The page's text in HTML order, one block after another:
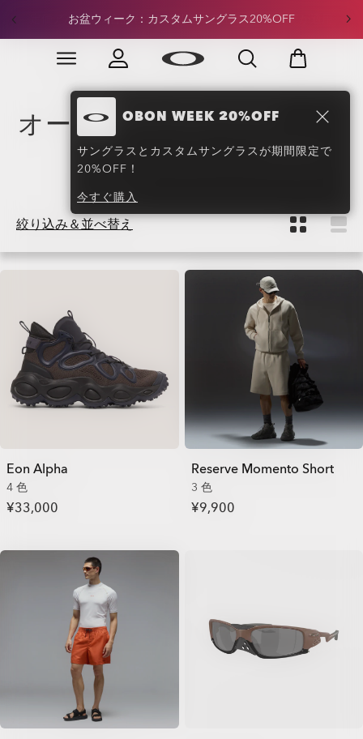
Skip to
定価アパレル：合計¥15,000以上のご注文で20%OFFが適用
Slide 3 of 4. 定価アパレル：合計¥15,000以上のご注文で
OBON WEEK 20%OFF
サングラスとカスタムサングラスが期間限定で
20%OFF！
今すぐ購入
オークリー春のホリデース
タイル (48)
絞り込み＆並べ替え
Eon Alpha
4 色
¥33,000
Reserve Momento Short
3 色
¥9,900